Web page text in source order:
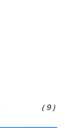
(9)